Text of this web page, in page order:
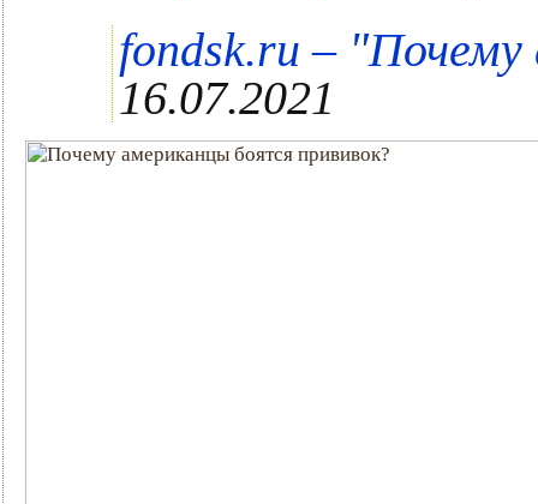
fondsk.ru – "Почему
16.07.2021